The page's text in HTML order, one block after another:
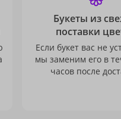
Букеты из
поставки
Если букет вас не
мы заменим его в
часов после